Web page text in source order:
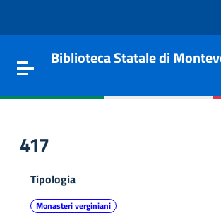
Toggle navigation
Biblioteca Statale di
417
Tipologia
Monasteri verginiani